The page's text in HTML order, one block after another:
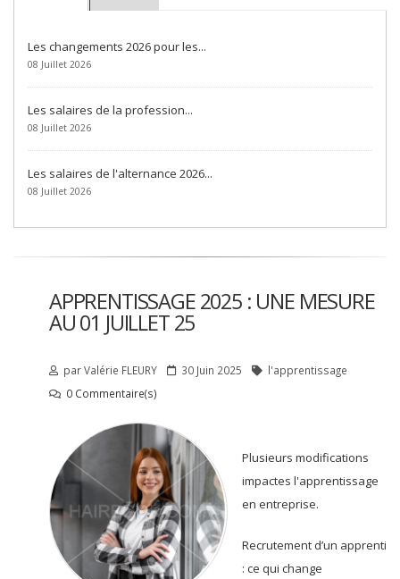
Les changements 2026 pour les...
08 Juillet 2026
Les salaires de la profession...
08 Juillet 2026
Les salaires de l'alternance 2026...
08 Juillet 2026
APPRENTISSAGE 2025 : UNE MESURE
AU 01 JUILLET 25
parValérie FLEURY 30 Juin 2025
l'apprentissage
0 Commentaire(s)
Plusieurs modifications
impactes l'apprentissage
en entreprise.
Recrutement d’un apprenti
: ce qui change